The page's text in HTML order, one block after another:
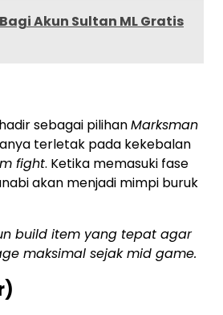
Akun Sultan ML Gratis
sebagai pilihanMarksman
terletak pada kekebalan
fight. Ketika memasuki fase
akan menjadi mimpi buruk
build item yang tepat agar
maksimal sejakmid game.